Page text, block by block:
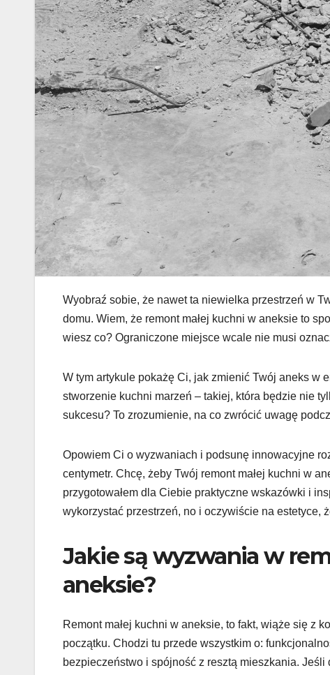
Wyobraź sobie, że nawet ta niewielka przestrzeń w
domu. Wiem, że remont małej kuchni w aneksie to
wiesz co? Ograniczone miejsce wcale nie musi
W tym artykule pokażę Ci, jak zmienić Twój aneks w
stworzenie kuchni marzeń – takiej, która będzie nie
sukcesu? To zrozumienie, na co zwrócić uwagę
Opowiem Ci o wyzwaniach i podsunę innowacyjne
centymetr. Chcę, żeby Twój remont małej kuchni w
przygotowałem dla Ciebie praktyczne wskazówki i
wykorzystać przestrzeń, no i oczywiście na estetyce,
Jakie są wyzwania w
aneksie?
Remont małej kuchni w aneksie, to fakt, wiąże się z
początku. Chodzi tu przede wszystkim o:
bezpieczeństwo i spójność z resztą mieszkania.